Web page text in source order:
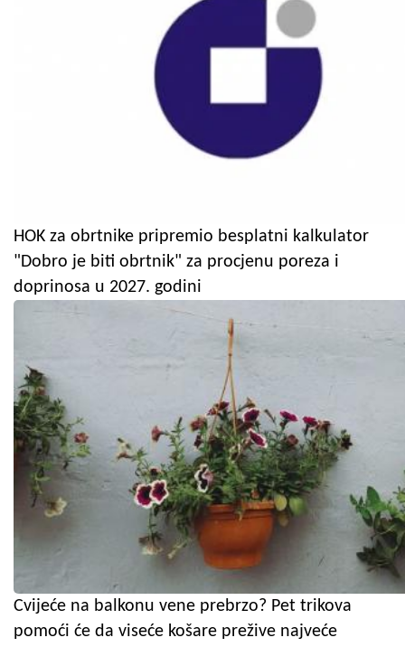
HOK za obrtnike pripremio besplatni kalkulator
"Dobro je biti obrtnik" za procjenu poreza i
doprinosa u 2027. godini
Cvijeće na balkonu vene prebrzo? Pet trikova
pomoći će da viseće košare prežive najveće